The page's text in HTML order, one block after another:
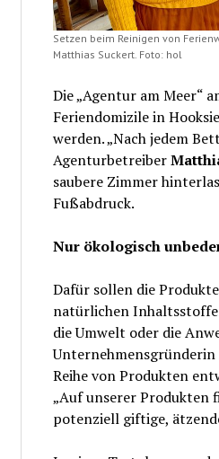
Setzen beim Reinigen von
Matthias Suckert. Foto: hol
Die „Agentur am Meer“
Feriendomizile in
werden. „Nach jedem
Agenturbetreiber
saubere Zimmer
Fußabdruck.
Nur ökologisch
Dafür sollen die
natürlichen
die Umwelt oder die
Unternehmensgründerin
Reihe von Produkten
„Auf unserer Produkten
potenziell giftige,